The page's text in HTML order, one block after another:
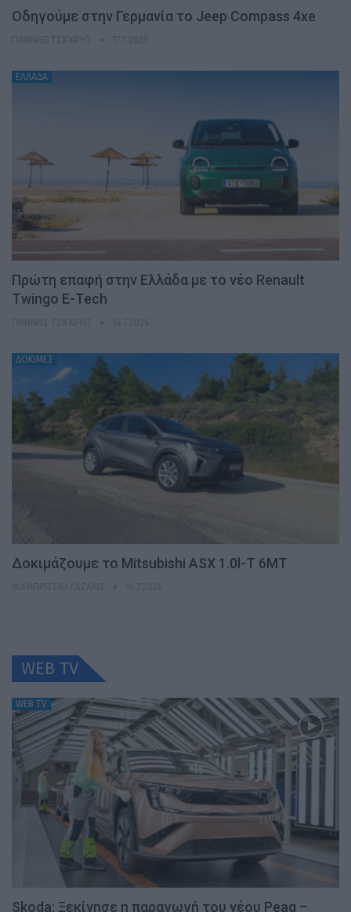
Οδηγούμε στην Γερμανία το Jeep Compass 4xe
ΕΛΛΑΔΑ
Πρώτη επαφή στην Ελλάδα με το νέο Renault
Twingo E-Tech
ΔΟΚΙΜΕΣ
Δοκιμάζουμε το Mitsubishi ASX 1.0l-T 6MT
WEB TV
WEB TV
Skoda: Ξεκίνησε η παραγωγή του νέου Peaq –